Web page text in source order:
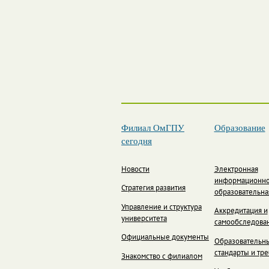
Филиал ОмГПУ
сегодня
Новости
Стратегия развития
Управление и структура
университета
Официальные документы
Знакомство с филиалом
Образование
Электронная
Аккредитация и
стандарты и